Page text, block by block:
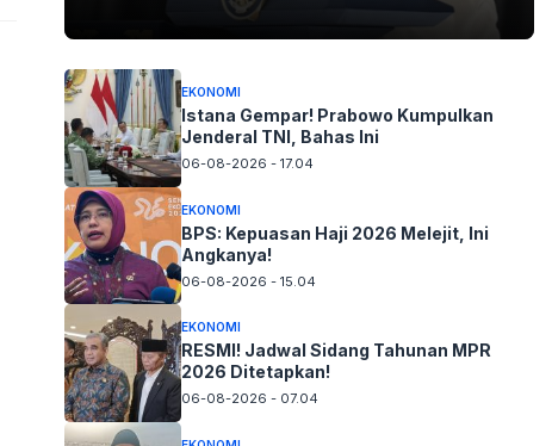
EKONOMI
Istana Gempar! Prabowo Kumpulkan
Jenderal TNI, Bahas Ini
06-08-2026 - 17.04
EKONOMI
BPS: Kepuasan Haji 2026 Melejit, Ini
Angkanya!
06-08-2026 - 15.04
EKONOMI
RESMI! Jadwal Sidang Tahunan MPR
2026 Ditetapkan!
06-08-2026 - 07.04